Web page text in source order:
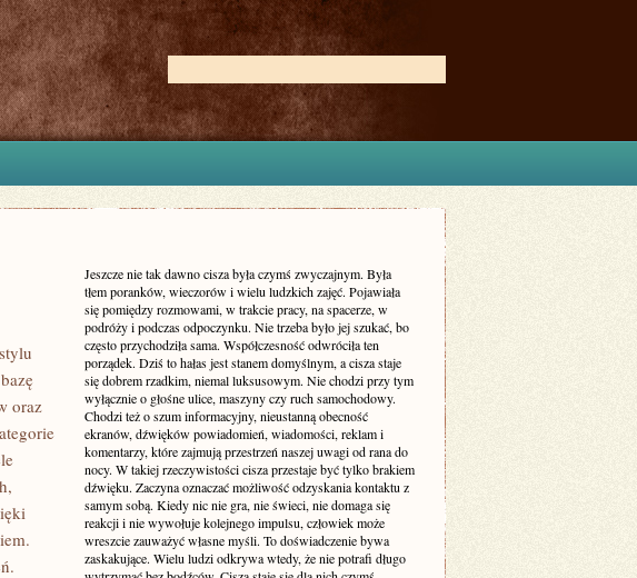
oraz
Jeszcze nie tak dawno cisza była czymś zwyczajnym. Była
tłem poranków, wieczorów i wielu ludzkich zajęć. Pojawiała
się pomiędzy rozmowami, w trakcie pracy, na spacerze, w
podróży i podczas odpoczynku. Nie trzeba było jej szukać, bo
często przychodziła sama. Współczesność odwróciła ten
porządek. Dziś to hałas jest stanem domyślnym, a cisza staje
się dobrem rzadkim, niemal luksusowym. Nie chodzi przy tym
wyłącznie o głośne ulice, maszyny czy ruch samochodowy.
Chodzi też o szum informacyjny, nieustanną obecność
ekranów, dźwięków powiadomień, wiadomości, reklam i
komentarzy, które zajmują przestrzeń naszej uwagi od rana do
nocy. W takiej rzeczywistości cisza przestaje być tylko brakiem
dźwięku. Zaczyna oznaczać możliwość odzyskania kontaktu z
samym sobą. Kiedy nic nie gra, nie świeci, nie domaga się
reakcji i nie wywołuje kolejnego impulsu, człowiek może
wreszcie zauważyć własne myśli. To doświadczenie bywa
zaskakujące. Wielu ludzi odkrywa wtedy, że nie potrafi długo